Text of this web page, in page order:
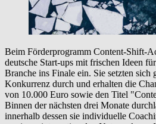
Beim Förderprogramm Content-Shift-
deutsche Start-ups mit frischen Ideen
Branche ins Finale ein. Sie setzten sich
Konkurrenz durch und erhalten die
von 10.000 Euro sowie den Titel
Binnen der nächsten drei Monate
innerhalb dessen sie individuelle